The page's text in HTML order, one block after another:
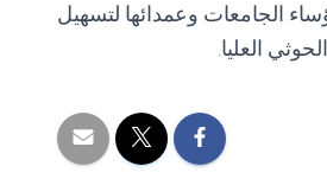
الجامعات وعمدائها لتسهيل
العليا.